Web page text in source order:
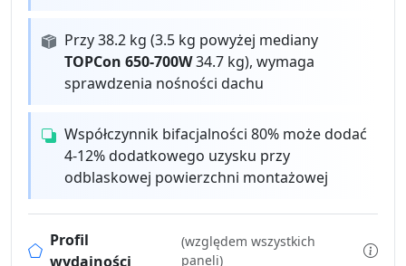
Przy 38.2 kg (3.5 kg powyżej mediany
TOPCon 650-700W34.7 kg), wymaga
sprawdzenia nośności dachu
Współczynnik bifacjalności 80% może dodać
4-12% dodatkowego uzysku przy
odblaskowej powierzchni montażowej
Profil
wydajności
(względem wszystkich
paneli)